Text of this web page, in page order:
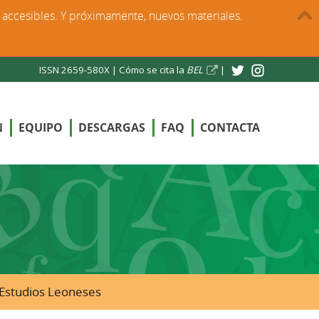
ISSN 2659-580X | Cómo se cita la BEL |
EQUIPO DESCARGAS FAQ CONTACTA
Leoneses
Y próximamente, nuevos materiales.